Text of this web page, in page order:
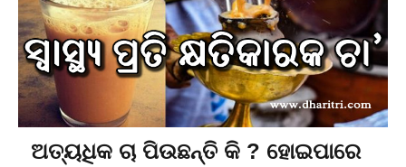
ଅତ୍ୟଧିକ ଚା ପିଉଛନ୍ତି କି ? ହୋଇପାରେ